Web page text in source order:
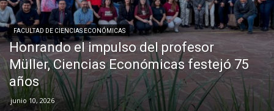
FACULTAD DE CIENCIAS ECONÓMICAS
Honrando el impulso del profesor
Müller, Ciencias Económicas festejó 75
años
junio 10, 2026